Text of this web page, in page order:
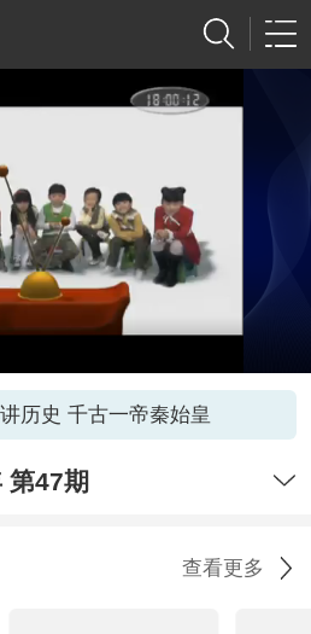
历史 千古一帝秦始皇
第47期
查看更多